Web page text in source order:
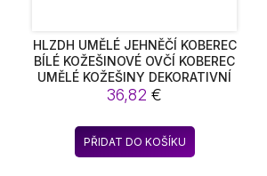
HLZDH UMĚLÉ JEHNĚČÍ KOBEREC
BÍLÉ KOŽEŠINOVÉ OVČÍ KOBEREC
UMĚLÉ KOŽEŠINY DEKORATIVNÍ
KOŽEŠINY V SUPER MĚKKÉM
36,82€
PŘIDAT DO KOŠÍKU